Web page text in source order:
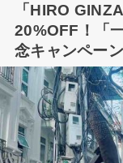
「HIRO
20%OFF！「
念キャンペー